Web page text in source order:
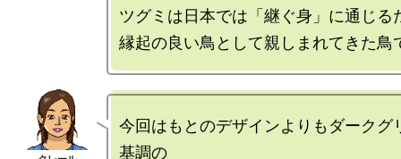
ツグミは日本では「継ぐ身」に通じる
今回はもとのデザインよりもダークグ
基調の